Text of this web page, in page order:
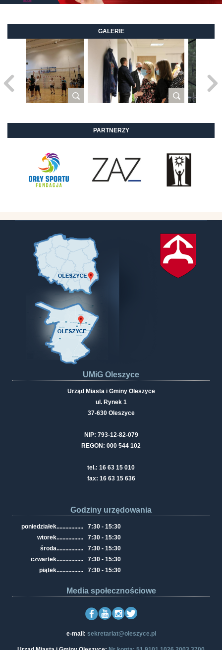
GALERIE
PARTNERZY
UMiG Oleszyce
Urząd Miasta i Gminy Oleszyce
ul. Rynek 1
37-630 Oleszyce
NIP: 793-12-82-079
REGON: 000 544 102
tel.: 16 63 15 010
fax: 16 63 15 636
Godziny urzędowania
poniedziałek..................
7:30 - 15:30
wtorek..................
7:30 - 15:30
środa..................
7:30 - 15:30
czwartek..................
7:30 - 15:30
piątek.................. 7:30 - 15:30
Media społecznościowe
e-mail: sekretariat@oleszyce.pl